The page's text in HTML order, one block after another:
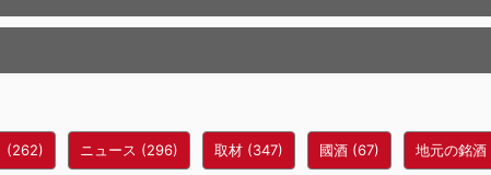
(262) ニュース (296) 取材 (347) 國酒 (67) 地元の銘酒